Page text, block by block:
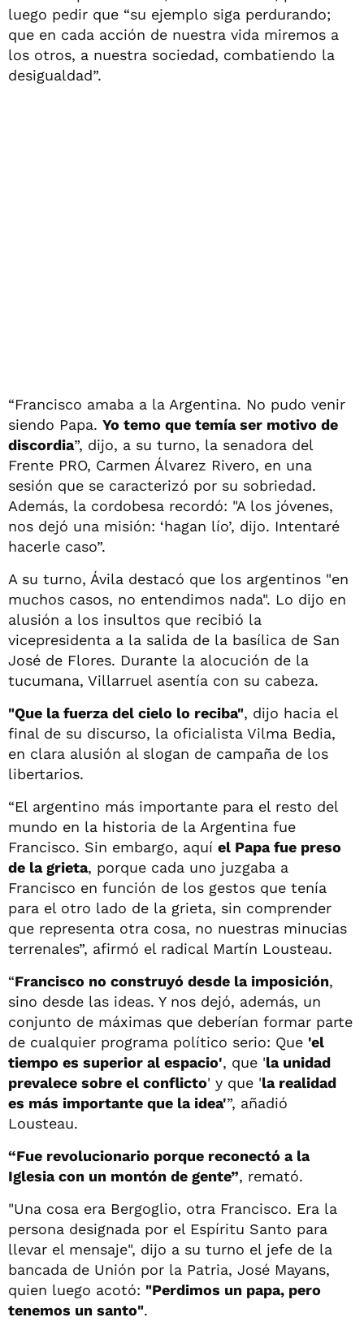
luego pedir que “su ejemplo siga perdurando;
que en cada acción de nuestra vida miremos a
los otros, a nuestra sociedad, combatiendo la
desigualdad”.
“Francisco amaba a la Argentina. No pudo venir
siendo Papa. Yo temo que temía ser motivo de
discordia”, dijo, a su turno, la senadora del
Frente PRO, Carmen Álvarez Rivero, en una
sesión que se caracterizó por su sobriedad.
Además, la cordobesa recordó: "A los jóvenes,
nos dejó una misión: ‘hagan lío’, dijo. Intentaré
hacerle caso”.
A su turno, Ávila destacó que los argentinos "en
muchos casos, no entendimos nada". Lo dijo en
alusión a los insultos que recibió la
vicepresidenta a la salida de la basílica de San
José de Flores. Durante la alocución de la
tucumana, Villarruel asentía con su cabeza.
"Que la fuerza del cielo lo reciba", dijo hacia el
final de su discurso, la oficialista Vilma Bedia,
en clara alusión al slogan de campaña de los
libertarios.
“El argentino más importante para el resto del
mundo en la historia de la Argentina fue
Francisco. Sin embargo, aquí el Papa fue preso
de la grieta, porque cada uno juzgaba a
Francisco en función de los gestos que tenía
para el otro lado de la grieta, sin comprender
que representa otra cosa, no nuestras minucias
terrenales”, afirmó el radical Martín Lousteau.
“Francisco no construyó desde la imposición,
sino desde las ideas. Y nos dejó, además, un
conjunto de máximas que deberían formar parte
de cualquier programa político serio: Que 'el
tiempo es superior al espacio', que 'la unidad
prevalece sobre el conflicto' y que 'la realidad
es más importante que la idea'”, añadió
Lousteau.
“Fue revolucionario porque reconectó a la
Iglesia con un montón de gente”, remató.
"Una cosa era Bergoglio, otra Francisco. Era la
persona designada por el Espíritu Santo para
llevar el mensaje", dijo a su turno el jefe de la
bancada de Unión por la Patria, José Mayans,
quien luego acotó: "Perdimos un papa, pero
tenemos un santo".